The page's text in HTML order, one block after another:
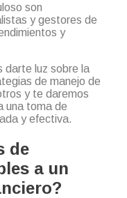
son
y gestores de
y
darte luz sobre la
de manejo de
y te daremos
una toma de
y efectiva.
de
a un